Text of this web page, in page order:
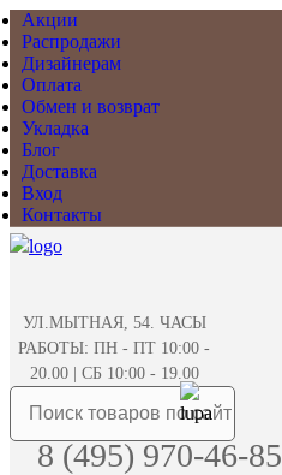
Акции
Распродажи
Дизайнерам
Оплата
Обмен и возврат
Укладка
Блог
Доставка
Вход
Контакты
УЛ.МЫТНАЯ, 54. ЧАСЫ
РАБОТЫ: ПН - ПТ 10:00 -
20.00 | СБ 10:00 - 19.00
8 (495) 970-46-85